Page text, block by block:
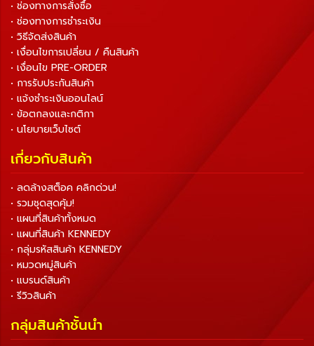
• ช่องทางการสั่งซื้อ
• ช่องทางการชำระเงิน
• วิธีจัดส่งสินค้า
• เงื่อนไขการเปลี่ยน / คืนสินค้า
• เงื่อนไข PRE-ORDER
• การรับประกันสินค้า
• แจ้งชำระเงินออนไลน์
• ข้อตกลงและกติกา
• นโยบายเว็บไซต์
เกี่ยวกับสินค้า
• ลดล้างสต็อค คลิกด่วน!
• รวมชุดสุดคุ้ม!
• แผนที่สินค้าทั้งหมด
• แผนที่สินค้า KENNEDY
• กลุ่มรหัสสินค้า KENNEDY
• หมวดหมู่สินค้า
• แบรนด์สินค้า
• รีวิวสินค้า
กลุ่มสินค้าชั้นนำ